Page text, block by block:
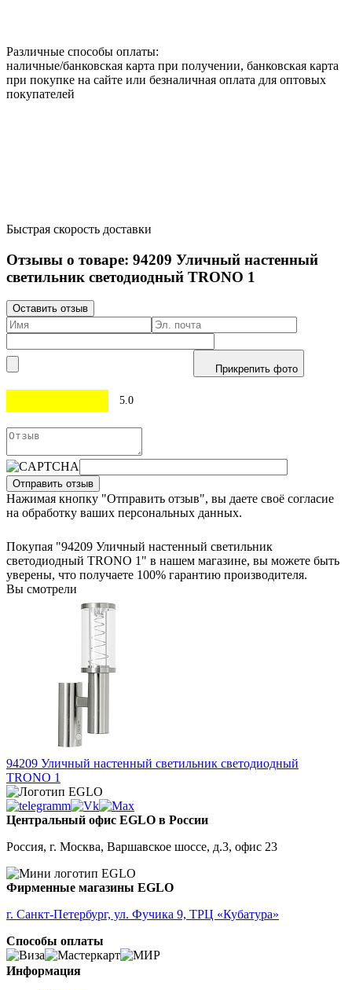
Различные способы оплаты:
наличные/банковская карта при получении, банковская карта
при покупке на сайте или безналичная оплата для оптовых
покупателей
Быстрая скорость доставки
Отзывы о товаре: 94209 Уличный настенный
светильник светодиодный TRONO 1
Оставить отзыв
Прикрепить фото
5.0
Отправить отзыв
Нажимая кнопку "Отправить отзыв", вы даете своё согласие
на обработку ваших персональных данных.
Покупая "94209 Уличный настенный светильник
светодиодный TRONO 1" в нашем магазине, вы можете быть
уверены, что получаете 100% гарантию производителя.
Вы смотрели
94209 Уличный настенный светильник светодиодный
TRONO 1
Центральный офис EGLO в России
Россия, г. Москва, Варшавское шоссе, д.3, офис 23
Фирменные магазины EGLO
г. Санкт-Петербург, ул. Фучика 9, ТРЦ «Кубатура»
Способы оплаты
Информация